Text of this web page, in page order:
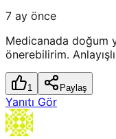
7 ay önce
Medicanada doğum
önerebilirim.
1 Paylaş
Yanıtı Gör